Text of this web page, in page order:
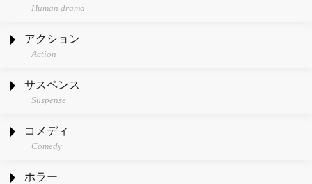
Human drama
アクション
Action
サスペンス
Suspense
コメディ
Comedy
ホラー